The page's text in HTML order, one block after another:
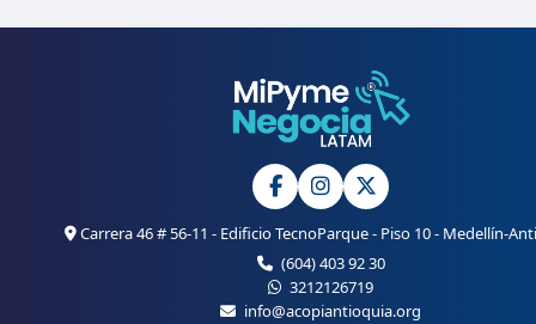
Carrera 46 # 56-11 - Edificio TecnoParque - Piso 10 - Medellín-
(604) 403 92 30
3212126719
info@acopiantioquia.org